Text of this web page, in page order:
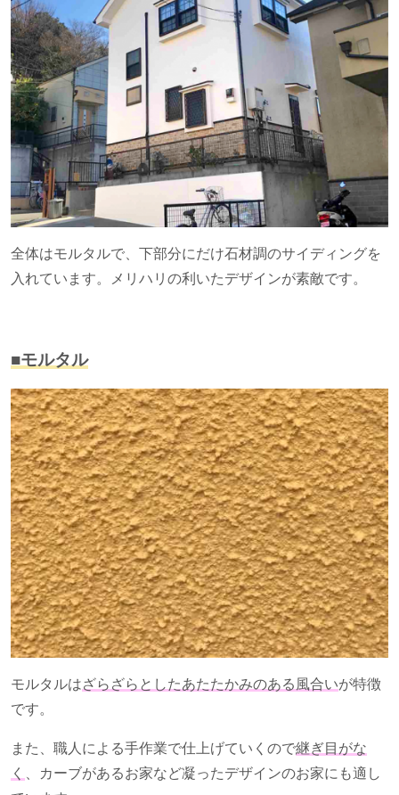
全体はモルタルで、下部分にだけ石材調のサイディングを
入れています。メリハリの利いたデザインが素敵です。
■モルタル
モルタルはざらざらとしたあたたかみのある風合いが特徴
です。
また、職人による手作業で仕上げていくので継ぎ目がな
く
、カーブがあるお家など凝ったデザインのお家にも適し